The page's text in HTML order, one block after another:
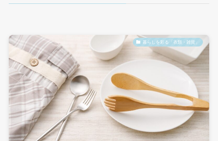
暮らしを彩る「衣類・雑貨」